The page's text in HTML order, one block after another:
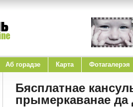
Аб горадзе Карта Фотагалерэя
Бясплатнае
прымеркаванае да